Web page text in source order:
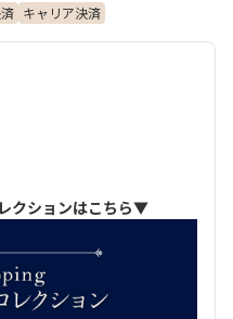
キャリア決済
クションはこちら▼